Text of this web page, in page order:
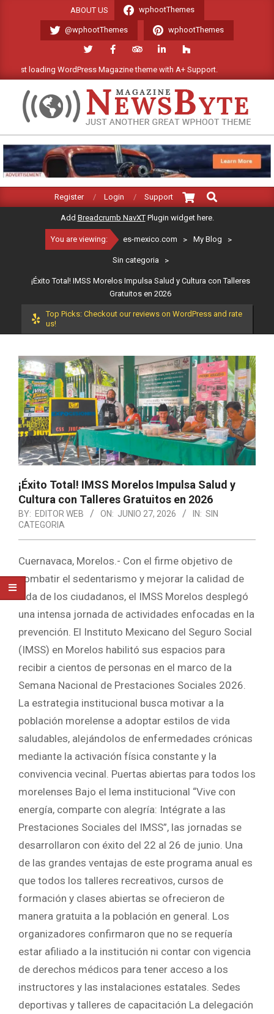
ABOUT US wphootThemes
@wphootThemes wphootThemes
loading WordPress Magazine theme with A+ Support.
ES-
MEXICO.COM
Navigation
Register Login Support
Search
Add Breadcrumb NavXTPlugin widget here.
You are viewing: es-mexico.com > My Blog >
Sin categoria >
¡Éxito Total! IMSS Morelos Impulsa Salud y Cultura con Talleres
Gratuitos en 2026
Top Picks: Checkout our reviews on WordPress and rate
us!
¡Éxito Total! IMSS Morelos Impulsa Salud y
Cultura con Talleres Gratuitos en 2026
BY: EDITOR WEB ON: JUNIO 27, 2026 IN: SIN
CATEGORIA
Cuernavaca, Morelos.- Con el firme objetivo de
combatir el sedentarismo y mejorar la calidad de
vida de los ciudadanos, el IMSS Morelos desplegó
una intensa jornada de actividades enfocadas en la
prevención. El Instituto Mexicano del Seguro Social
(IMSS) en Morelos habilitó sus espacios para
recibir a cientos de personas en el marco de la
Semana Nacional de Prestaciones Sociales 2026.
La estrategia institucional busca motivar a la
población morelense a adoptar estilos de vida
saludables, alejándolos de enfermedades crónicas
mediante la activación física constante y la
convivencia vecinal. Puertas abiertas para todos los
morelenses Bajo el lema institucional “Vive con
energía, comparte con alegría: Intégrate a las
Prestaciones Sociales del IMSS”, las jornadas se
desarrollaron con éxito del 22 al 26 de junio. Una
de las grandes ventajas de este programa anual es
que todos los talleres recreativos, cursos de
formación y clases abiertas se ofrecieron de
manera gratuita a la población en general. Los
organizadores confirmaron que no se requería
estar afiliado a la institución ni contar con vigencia
de derechos médicos para tener acceso a los
instructores y las instalaciones estatales. Sedes
deportivas y talleres de capacitación La delegación